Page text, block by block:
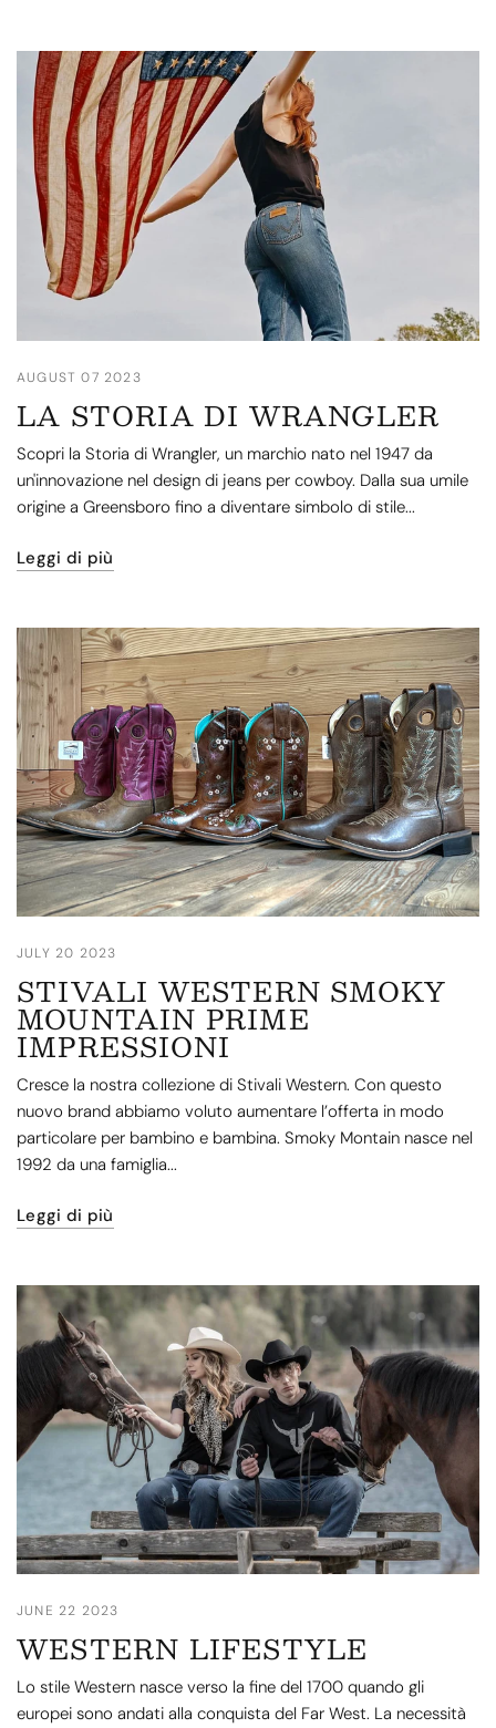
AUGUST 07 2023
LA STORIA DI WRANGLER
Scopri la Storia di Wrangler, un marchio nato nel 1947 da
un'innovazione nel design di jeans per cowboy. Dalla sua umile
origine a Greensboro fino a diventare simbolo di stile...
Leggi di più
JULY 20 2023
STIVALI WESTERN SMOKY
MOUNTAIN PRIME
IMPRESSIONI
Cresce la nostra collezione di Stivali Western. Con questo
nuovo brand abbiamo voluto aumentare l’offerta in modo
particolare per bambino e bambina. Smoky Montain nasce nel
1992 da una famiglia...
Leggi di più
JUNE 22 2023
WESTERN LIFESTYLE
Lo stile Western nasce verso la fine del 1700 quando gli
europei sono andati alla conquista del Far West. La necessità